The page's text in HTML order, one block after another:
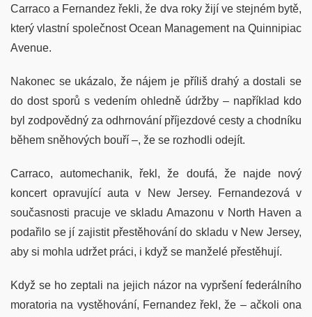
Carraco a Fernandez řekli, že dva roky žijí ve stejném bytě,
který vlastní společnost Ocean Management na Quinnipiac
Avenue.
Nakonec se ukázalo, že nájem je příliš drahý a dostali se
do dost sporů s vedením ohledně údržby – například kdo
byl zodpovědný za odhrnování příjezdové cesty a chodníku
během sněhových bouří –, že se rozhodli odejít.
Carraco, automechanik, řekl, že doufá, že najde nový
koncert opravující auta v New Jersey. Fernandezová v
současnosti pracuje ve skladu Amazonu v North Haven a
podařilo se jí zajistit přestěhování do skladu v New Jersey,
aby si mohla udržet práci, i když se manželé přestěhují.
Když se ho zeptali na jejich názor na vypršení federálního
moratoria na vystěhování, Fernandez řekl, že – ačkoli ona